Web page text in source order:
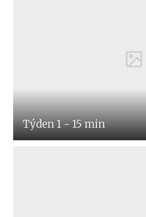
Týden 1 - 15 min